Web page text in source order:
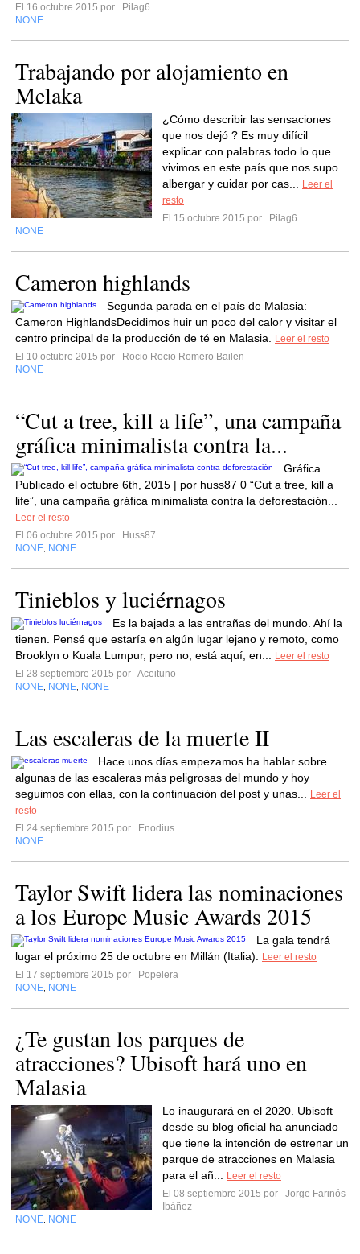
El 16 octubre 2015 por
Pilag6
NONE
Trabajando por alojamiento en
Melaka
¿Cómo describir las sensaciones
que nos dejó ? Es muy difícil
explicar con palabras todo lo que
vivimos en este país que nos supo
albergar y cuidar por cas...
Leer el
resto
El 15 octubre 2015 por
Pilag6
NONE
Cameron highlands
Segunda parada en el país de Malasia:
Cameron HighlandsDecidimos huir un poco del calor y visitar el
centro principal de la producción de té en Malasia.
Leer el resto
El 10 octubre 2015 por
Rocio Rocio Romero Bailen
NONE
“Cut a tree, kill a life”, una campaña
gráfica minimalista contra la...
Gráfica
Publicado el octubre 6th, 2015 | por huss87 0 “Cut a tree, kill a
life”, una campaña gráfica minimalista contra la deforestación...
Leer el resto
El 06 octubre 2015 por
Huss87
NONE NONE
Tinieblos y luciérnagos
Es la bajada a las entrañas del mundo. Ahí la
tienen. Pensé que estaría en algún lugar lejano y remoto, como
Brooklyn o Kuala Lumpur, pero no, está aquí, en...
Leer el resto
El 28 septiembre 2015 por Aceituno
NONE NONE NONE
Las escaleras de la muerte II
Hace unos días empezamos ha hablar sobre
algunas de las escaleras más peligrosas del mundo y hoy
seguimos con ellas, con la continuación del post y unas...
Leer el
resto
El 24 septiembre 2015 por
Enodius
NONE
Taylor Swift lidera las nominaciones
a los Europe Music Awards 2015
La gala tendrá
lugar el próximo 25 de octubre en Millán (Italia).
Leer el resto
El 17 septiembre 2015 por
Popelera
NONE NONE
¿Te gustan los parques de
atracciones? Ubisoft hará uno en
Malasia
Lo inaugurará en el 2020. Ubisoft
desde su blog oficial ha anunciado
que tiene la intención de estrenar un
parque de atracciones en Malasia
para el añ...
Leer el resto
El 08 septiembre 2015 por
Jorge Farinós
Ibáñez
NONE NONE